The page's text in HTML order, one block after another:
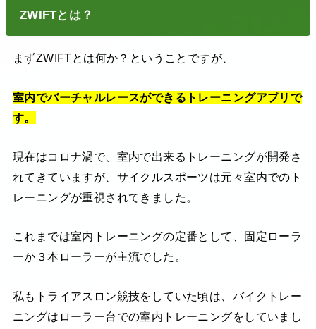
ZWIFTとは？
まずZWIFTとは何か？ということですが、
室内でバーチャルレースができるトレーニングアプリで
す。
現在はコロナ渦で、室内で出来るトレーニングが開発さ
れてきていますが、サイクルスポーツは元々室内でのト
レーニングが重視されてきました。
これまでは室内トレーニングの定番として、固定ローラ
ーか３本ローラーが主流でした。
私もトライアスロン競技をしていた頃は、バイクトレー
ニングはローラー台での室内トレーニングをしていまし